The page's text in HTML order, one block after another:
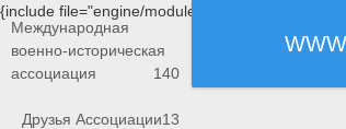
{include file="engine/modules/saperu/head.php"}
Международная
военно-историческая
ассоциация
140
Друзья Ассоциации13